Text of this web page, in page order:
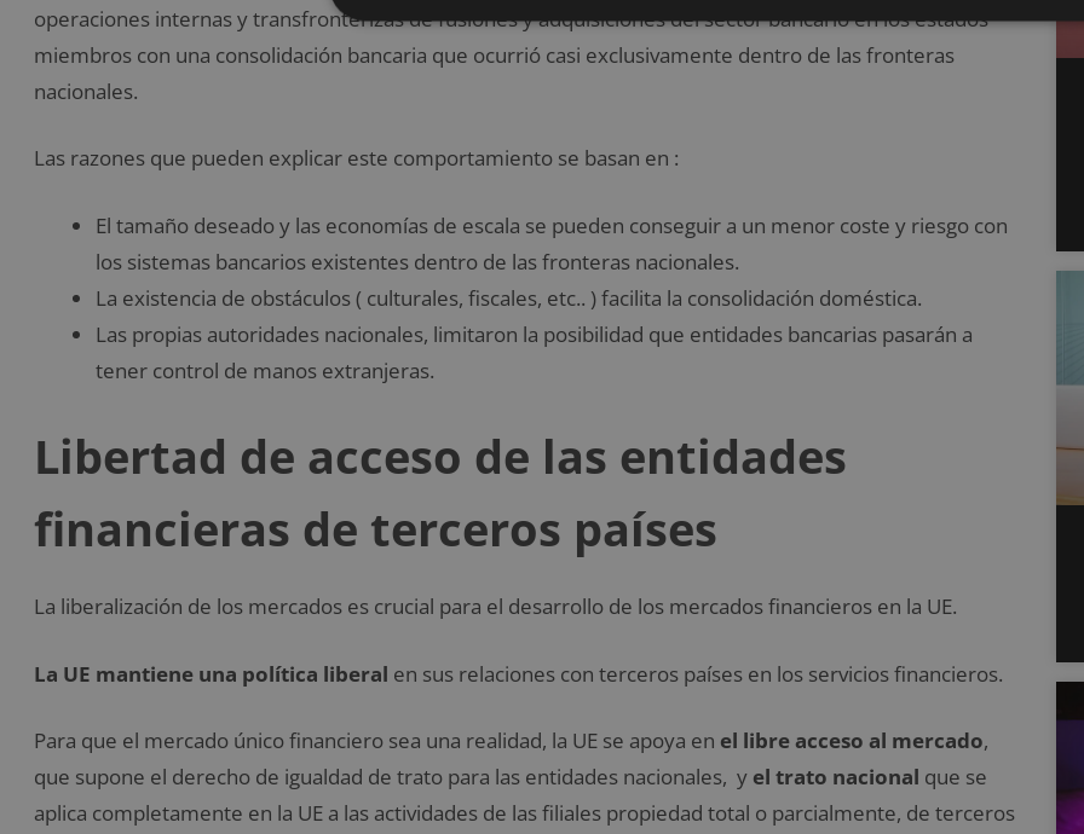
operaciones internas y transfronterizas de fusiones y adquisiciones del sector bancario en los estados
miembros con una consolidación bancaria que ocurrió casi exclusivamente dentro de las fronteras
nacionales.
Las razones que pueden explicar este comportamiento se basan en :
El tamaño deseado y las economías de escala se pueden conseguir a un menor coste y riesgo con
los sistemas bancarios existentes dentro de las fronteras nacionales.
La existencia de obstáculos ( culturales, fiscales, etc.. ) facilita la consolidación doméstica.
Las propias autoridades nacionales, limitaron la posibilidad que entidades bancarias pasarán a
tener control de manos extranjeras.
Libertad de acceso de las entidades
financieras de terceros países
La liberalización de los mercados es crucial para el desarrollo de los mercados financieros en la UE.
La UE mantiene una política liberal en sus relaciones con terceros países en los servicios financieros.
Para que el mercado único financiero sea una realidad, la UE se apoya en el libre acceso al mercado,
que supone el derecho de igualdad de trato para las entidades nacionales, y el trato nacional que se
aplica completamente en la UE a las actividades de las filiales propiedad total o parcialmente, de terceros